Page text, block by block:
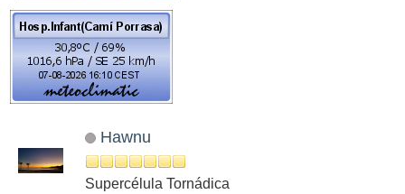
Hawnu
Supercélula Tornádica